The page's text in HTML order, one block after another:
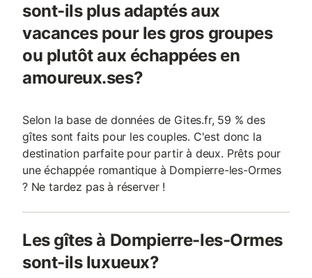
sont-ils plus adaptés aux
vacances pour les gros groupes
ou plutôt aux échappées en
amoureux.ses?
Selon la base de données de Gites.fr, 59 % des
gîtes sont faits pour les couples. C'est donc la
destination parfaite pour partir à deux. Prêts pour
une échappée romantique à Dompierre-les-Ormes
? Ne tardez pas à réserver !
Les gîtes à Dompierre-les-Ormes
sont-ils luxueux?